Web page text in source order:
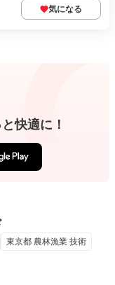
気になる
快適に！
東京都 農林漁業 技術